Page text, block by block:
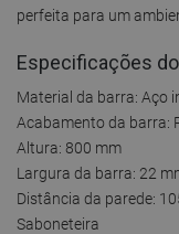
perfeita para um
Especificações
Material da barra: Aço
Acabamento da barra:
Altura: 800 mm
Largura da barra: 22
Distância da parede:
Saboneteira